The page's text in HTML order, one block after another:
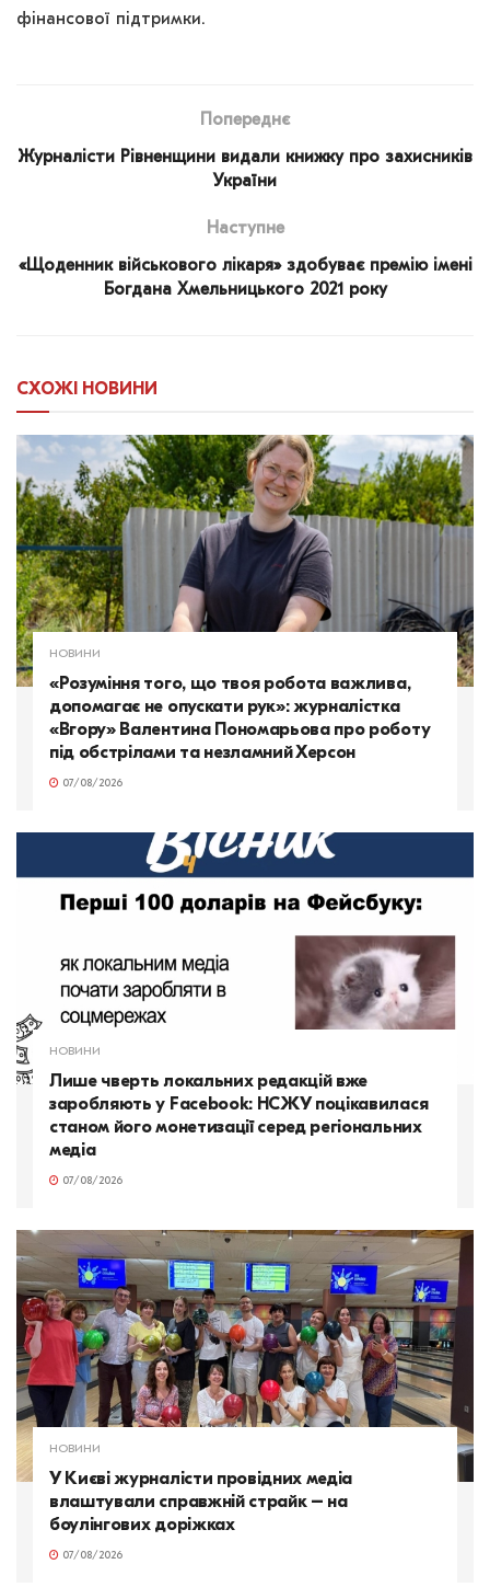
фінансової підтримки.
Попереднє
Журналісти Рівненщини видали книжку про захисників
України
Наступне
«Щоденник військового лікаря» здобуває премію імені
Богдана Хмельницького 2021 року
СХОЖІ НОВИНИ
НОВИНИ
«Розуміння того, що твоя робота важлива,
допомагає не опускати рук»: журналістка
«Вгору» Валентина Пономарьова про роботу
під обстрілами та незламний Херсон
07/08/2026
НОВИНИ
Лише чверть локальних редакцій вже
заробляють у Facebook: НСЖУ поцікавилася
станом його монетизації серед регіональних
медіа
07/08/2026
НОВИНИ
У Києві журналісти провідних медіа
влаштували справжній страйк – на
боулінгових доріжках
07/08/2026